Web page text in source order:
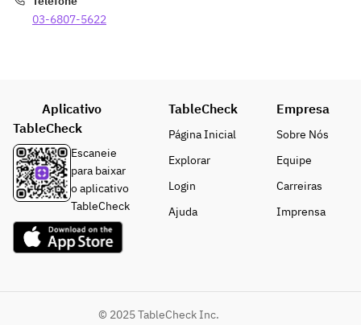
03-6807-5622
Aplicativo
TableCheck
Escaneie
para baixar
o aplicativo
TableCheck
TableCheck
Página Inicial
Explorar
Login
Ajuda
Empresa
Sobre Nós
Equipe
Carreiras
Imprensa
© 2025 TableCheck Inc.